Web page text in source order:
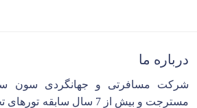
درباره ما
شرکت مسافرتی و جهانگردی سون
مسترجت و بیش از 7 سال